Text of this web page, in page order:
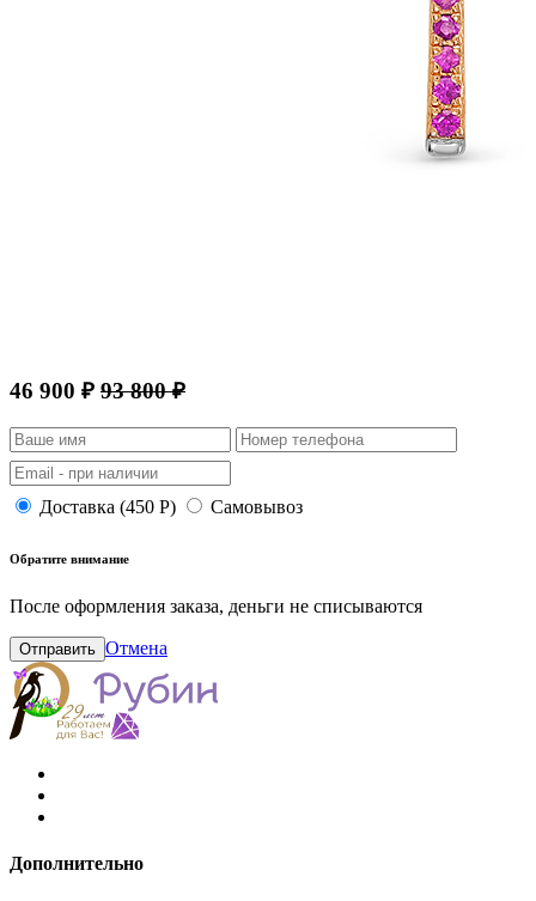
46 900 ₽ 93 800 ₽
Доставка (450 Р) Самовывоз
Обратите внимание
После оформления заказа, деньги не списываются
Отправить Отмена
Дополнительно